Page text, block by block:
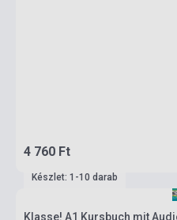
4 760 Ft
Készlet: 1-10 darab
Klasse! A1 Kursbuch mit